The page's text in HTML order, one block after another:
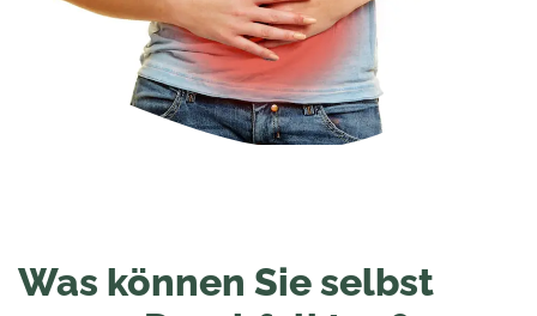
Was können Sie selbst